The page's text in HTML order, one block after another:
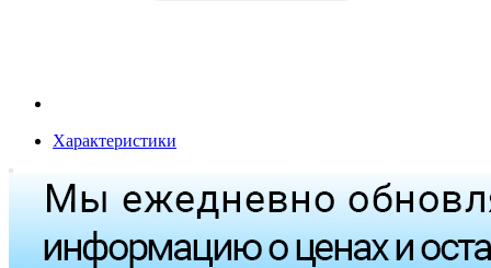
Характеристики